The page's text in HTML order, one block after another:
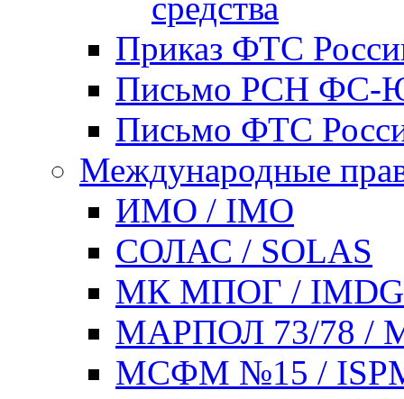
Приказ ФТС
Письмо РСН ФС-
Письмо ФТС
Международные
ИМО / IMO
СОЛАС / SOLAS
МК МПОГ / IMDG
МАРПОЛ 73/78 /
МСФМ №15 /